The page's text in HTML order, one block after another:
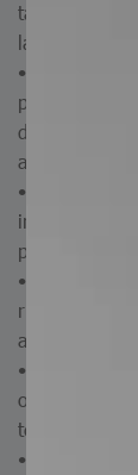
tamaño o
la superficie.
• Calidad: al
pueden
de esta forma
aplicaciones.
• Fácil
instalación y
pueda existir
•
riesgo de que
alguna
• Duración: al
obtienen
tenacidad.
•